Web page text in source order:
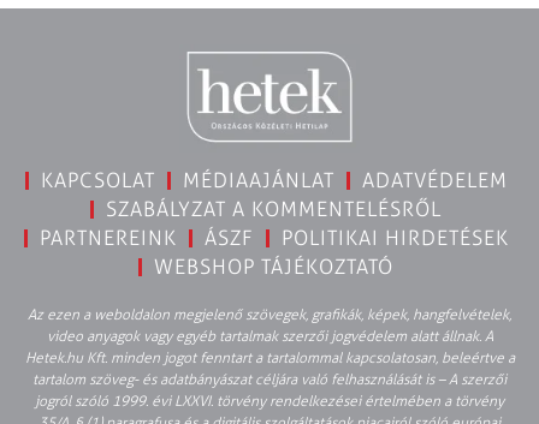
KAPCSOLAT MÉDIAAJÁNLAT
ADATVÉDELEM
SZABÁLYZAT A KOMMENTELÉSRŐL
PARTNEREINK
ÁSZF
POLITIKAI HIRDETÉSEK
WEBSHOP TÁJÉKOZTATÓ
Az ezen a weboldalon megjelenő szövegek, grafikák, képek, hangfelvételek,
video anyagok vagy egyéb tartalmak szerzői jogvédelem alatt állnak. A
Hetek.hu Kft. minden jogot fenntart a tartalommal kapcsolatosan, beleértve a
tartalom szöveg- és adatbányászat céljára való felhasználását is – A szerzői
jogról szóló 1999. évi LXXVI. törvény rendelkezései értelmében a törvény